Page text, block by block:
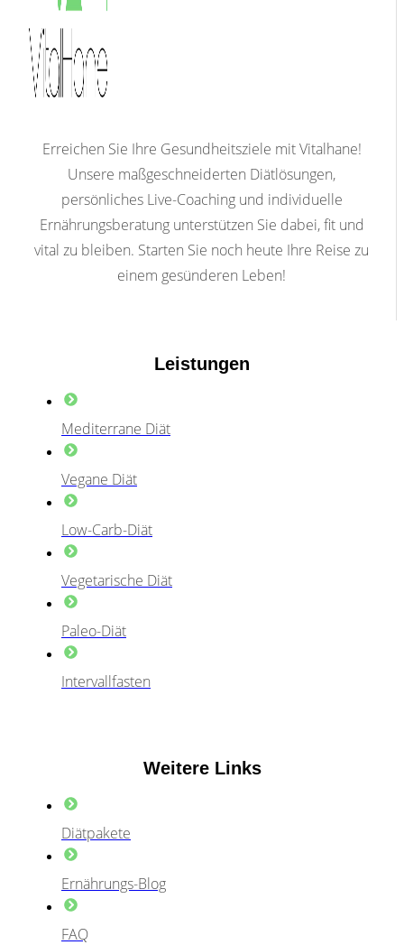
Erreichen Sie Ihre Gesundheitsziele mit Vitalhane!
Unsere maßgeschneiderten Diätlösungen,
persönliches Live-Coaching und individuelle
Ernährungsberatung unterstützen Sie dabei, fit und
vital zu bleiben. Starten Sie noch heute Ihre Reise zu
einem gesünderen Leben!
Leistungen
Mediterrane Diät
Vegane Diät
Low-Carb-Diät
Vegetarische Diät
Paleo-Diät
Intervallfasten
Weitere Links
Diätpakete
Ernährungs-Blog
FAQ